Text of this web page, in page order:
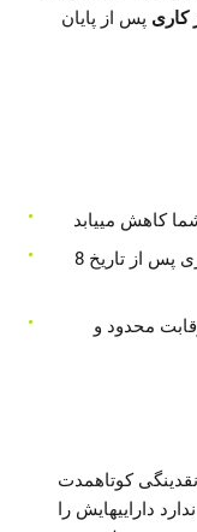
پس از پایان
کاهش مییابد
که حداکثر تا 7 روز کاری پس از تاریخ 8
محدود و
کوتاهمدت
داراییهایش را